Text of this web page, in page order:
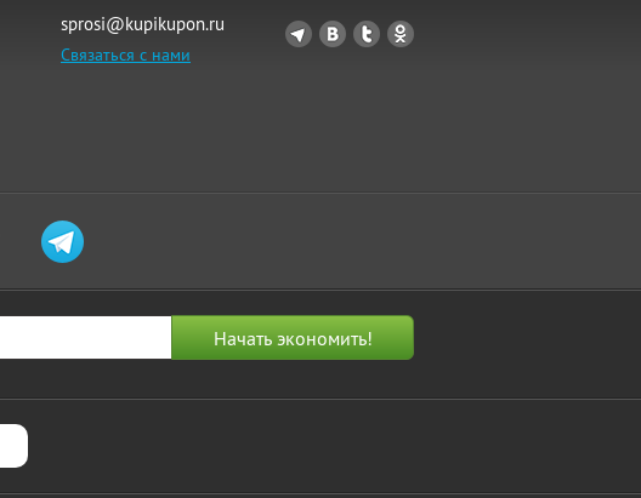
sprosi@kupikupon.ru
Связаться с нами